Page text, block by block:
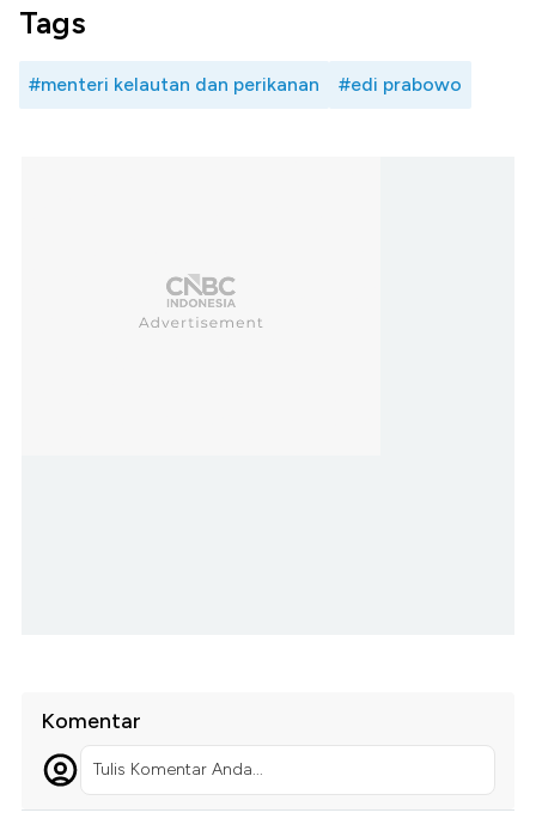
Tags
#menteri kelautan dan perikanan #edi prabowo
Komentar
Tulis Komentar Anda...